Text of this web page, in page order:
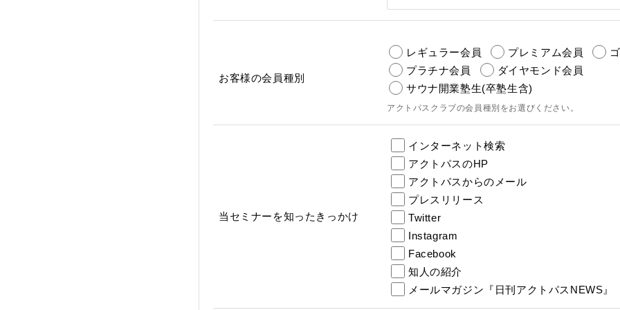
お客様の会員種別
レギュラー会員 プレミアム会員
プラチナ会員
ダイヤモンド会員
サウナ開業塾生(卒塾生含)
アクトパスクラブの会員種別をお選びください。
当セミナーを知ったきっかけ
インターネット検索
アクトパスのHP
アクトパスからのメール
プレスリリース
Twitter
Instagram
Facebook
知人の紹介
メールマガジン『日刊アクトパスNEWS』